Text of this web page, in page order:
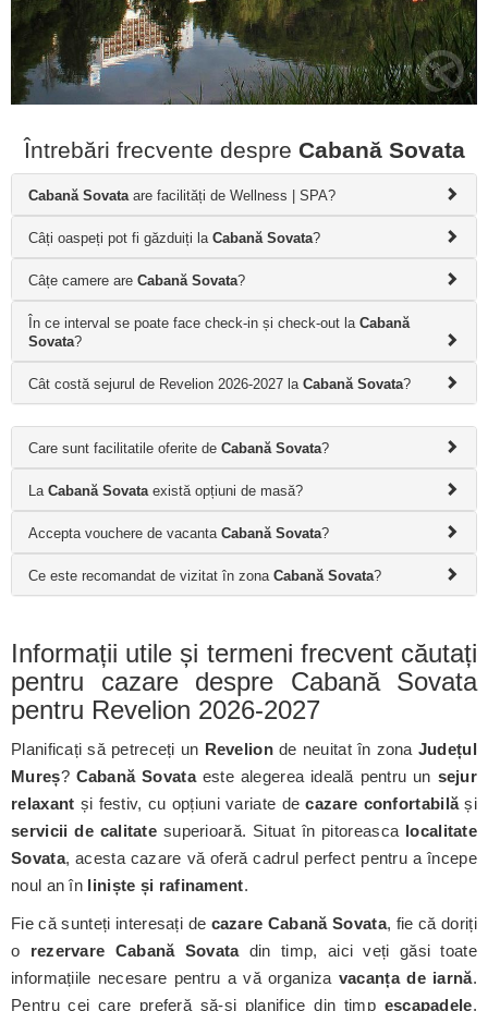
Întrebări frecvente despre Cabană Sovata
Cabană Sovata are facilități de Wellness | SPA?
Câți oaspeți pot fi găzduiți la Cabană Sovata?
Câțe camere are Cabană Sovata?
În ce interval se poate face check-in și check-out la Cabană
Sovata?
Cât costă sejurul de Revelion 2026-2027 la Cabană Sovata?
Care sunt facilitatile oferite de Cabană Sovata?
La Cabană Sovata există opțiuni de masă?
Accepta vouchere de vacanta Cabană Sovata?
Ce este recomandat de vizitat în zona Cabană Sovata?
Informații utile și termeni frecvent căutați
pentru cazare despre Cabană Sovata
pentru Revelion 2026-2027
Planificați să petreceți un Revelionde neuitat în zona Județul
Mureș? Cabană Sovataeste alegerea ideală pentru un sejur
relaxant și festiv, cu opțiuni variate decazare confortabilăși
servicii de calitate superioară. Situat în pitoreasca localitate
Sovata, acesta cazare vă oferă cadrul perfect pentru a începe
noul an în liniște și rafinament.
Fie că sunteți interesați de cazare Cabană Sovata, fie că doriți
o rezervare Cabană Sovatadin timp, aici veți găsi toate
informațiile necesare pentru a vă organiza vacanța de iarnă.
Pentru cei care preferă să-și planifice din timp escapadele,